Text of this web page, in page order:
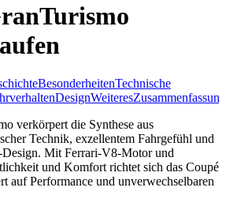
BesonderheitenTechnische
DesignWeiteresZusammenfassung
verkörpert die Synthese aus
Technik, exzellentem Fahrgefühl und
Design. Mit Ferrari-V8-Motor und
und Komfort richtet sich das Coupé
auf Performance und unverwechselbaren